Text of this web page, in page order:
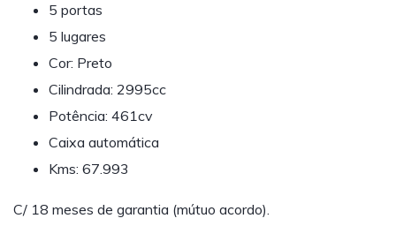
5 portas
5 lugares
Cor: Preto
Cilindrada: 2995cc
Potência: 461cv
Caixa automática
Kms: 67.993
C/ 18 meses de garantia (mútuo acordo).